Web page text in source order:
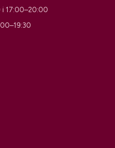
i 17:00–20:00